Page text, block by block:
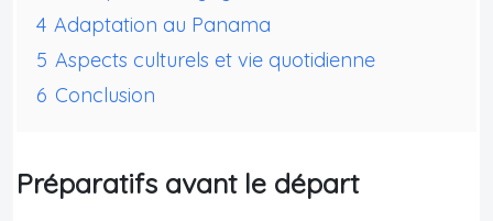
4 Adaptation au Panama
5 Aspects culturels et vie quotidienne
6 Conclusion
Préparatifs avant le départ